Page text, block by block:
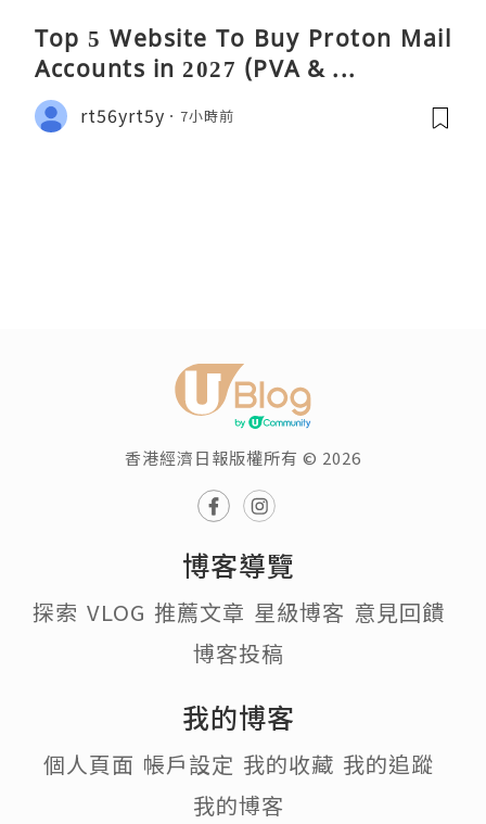
Top 5 Website To Buy Proton Mail
Accounts in 2027 (PVA & ...
rt56yrt5y 7小時前
香港經濟日報版權所有 © 2026
博客導覽
探索 VLOG 推薦文章 星級博客 意見回饋
博客投稿
我的博客
個人頁面 帳戶設定 我的收藏 我的追蹤
我的博客